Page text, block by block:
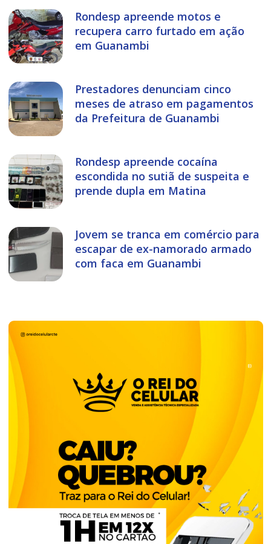
Rondesp apreende motos e
recupera carro furtado em ação
em Guanambi
Prestadores denunciam cinco
meses de atraso em pagamentos
da Prefeitura de Guanambi
Rondesp apreende cocaína
escondida no sutiã de suspeita e
prende dupla em Matina
Jovem se tranca em comércio para
escapar de ex-namorado armado
com faca em Guanambi